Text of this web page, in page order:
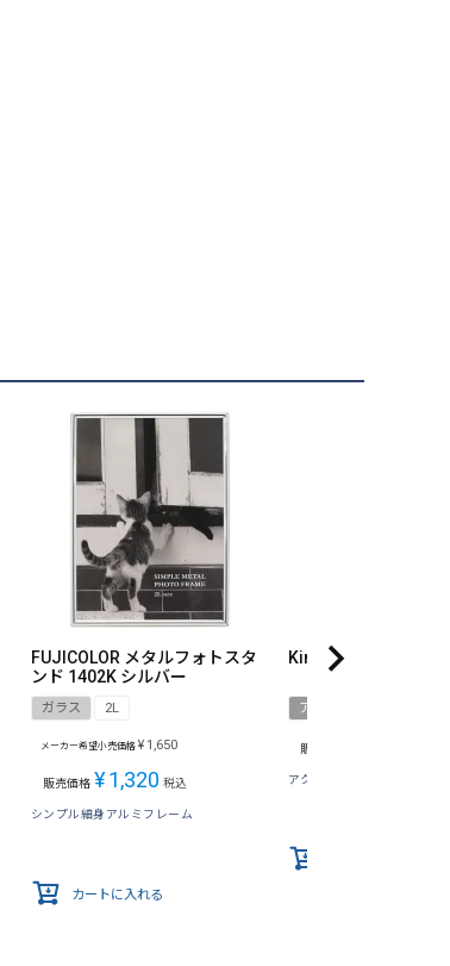
FUJICOLOR メタルフォトスタ
ンド 1402K シルバー
ガラス 2L
メーカー希望小売価格 ¥ 1,650
販売価格 ¥1,320 税込
シンプル細身アルミフレーム
カートに入れる
King アクリルフレー
アクリル
販売価格
アクリル製フォトフレーム